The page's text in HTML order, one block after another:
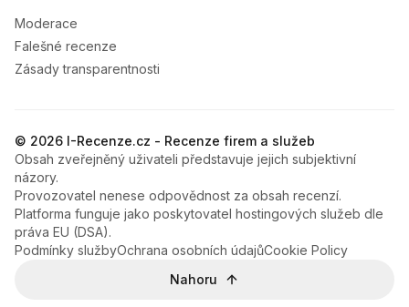
Moderace
Falešné recenze
Zásady transparentnosti
© 2026 I-Recenze.cz - Recenze firem a služeb
Obsah zveřejněný uživateli představuje jejich subjektivní
názory.
Provozovatel nenese odpovědnost za obsah recenzí.
Platforma funguje jako poskytovatel hostingových služeb dle
práva EU (DSA).
Podmínky službyOchrana osobních údajůCookie Policy
Nahoru